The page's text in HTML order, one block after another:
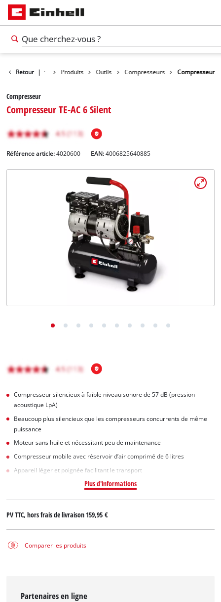
Retour | Produits Outils Compresseurs Compresseur
Compresseur
Compresseur TE-AC 6 Silent
Référence article: 4020600 EAN:4006825640885
Compresseur silencieux à faible niveau sonore de 57 dB (pression
acoustique LpA)
Beaucoup plus silencieux que les compresseurs concurrents de même
puissance
Moteur sans huile et nécessitant peu de maintenance
Compresseur mobile avec réservoir d’air comprimé de 6 litres
Appareil léger et poignée facilitant le transport
Plus d'informations
PV TTC, hors frais de livraison159,95 €
Comparer les produits
Partenaires en ligne